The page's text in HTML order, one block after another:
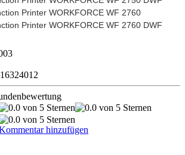
Printer WORKFORCE WF 2760
Printer WORKFORCE WF 2760 DWF
hinzufügen